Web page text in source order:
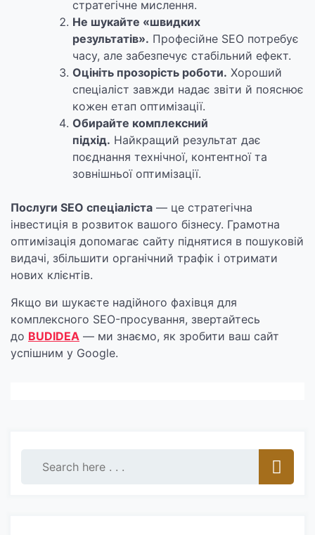
стратегічне мислення.
Не шукайте «швидких
результатів». Професійне SEO потребує
часу, але забезпечує стабільний ефект.
Оцініть прозорість роботи. Хороший
спеціаліст завжди надає звіти й пояснює
кожен етап оптимізації.
Обирайте комплексний
підхід. Найкращий результат дає
поєднання технічної, контентної та
зовнішньої оптимізації.
Послуги SEO спеціаліста — це стратегічна
інвестиція в розвиток вашого бізнесу. Грамотна
оптимізація допомагає сайту піднятися в пошуковій
видачі, збільшити органічний трафік і отримати
нових клієнтів.
Якщо ви шукаєте надійного фахівця для
комплексного SEO-просування, звертайтесь
до BUDIDEA — ми знаємо, як зробити ваш сайт
успішним у Google.